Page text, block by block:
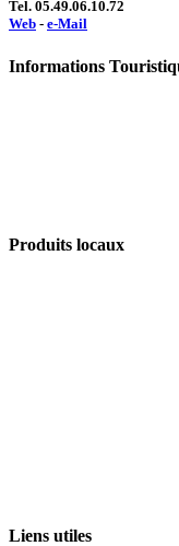
Tel. 05.49.06.10.72
Web - e-Mail
Informations
Produits locaux
Liens utiles